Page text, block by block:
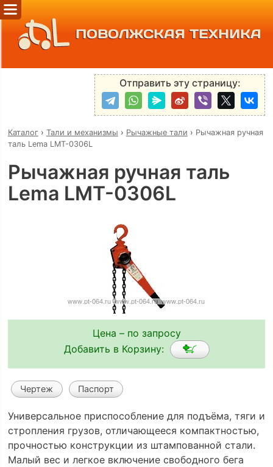
ПОВОЛЖСКАЯ ТЕХНИКА
Отправить эту страницу:
Каталог› Тали и механизмы › Рычажные тали › Рычажная ручная
таль Lema LMT-0306L
Рычажная ручная таль
Lema LMT-0306L
Цена – по запросу
Добавить в Корзину:
Чертеж Паспорт
Универсальное приспособление для подъёма, тяги и
стропления грузов, отличающееся компактностью,
прочностью конструкции из штампованной стали.
Малый вес и легкое включение свободного бега